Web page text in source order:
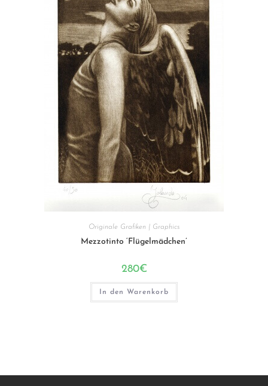
Originale Grafiken | Graphics
Mezzotinto ‘Flügelmädchen’
280€
In den Warenkorb